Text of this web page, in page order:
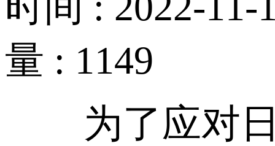
量 : 1149
为了应对日